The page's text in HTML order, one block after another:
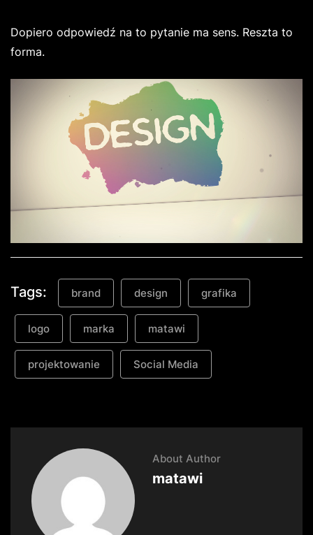
Dopiero odpowiedź na to pytanie ma sens. Reszta to
forma.
Tags: brand design grafika
logo marka matawi
projektowanie Social Media
About Author
matawi